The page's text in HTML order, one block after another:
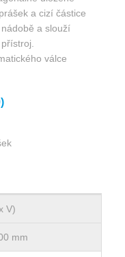
a cizí částice
a slouží
válce
V)
mm